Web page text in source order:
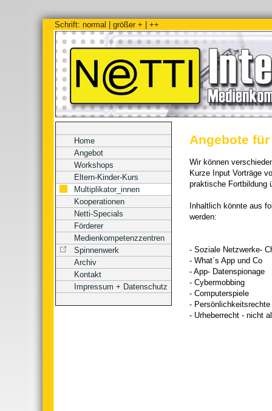
Home
Angebot
Workshops
Eltern-Kinder-Kurs
Multiplikator_innen
Kooperationen
Netti-Specials
Förderer
Medienkompetenzzentren
Spinnenwerk
Archiv
Kontakt
Impressum + Datenschutz
Angebote
Wir können
Kurze Input Vorträge
praktische Fortbildung
Inhaltlich könnte aus
werden:
- Soziale Netzwerke-
- What´s App und Co
- App- Datenspionage
- Cybermobbing
- Computerspiele
-
- Urheberrecht - nicht
Schrift: normal größer + ++